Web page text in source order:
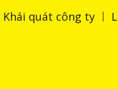
Khái quát công ty